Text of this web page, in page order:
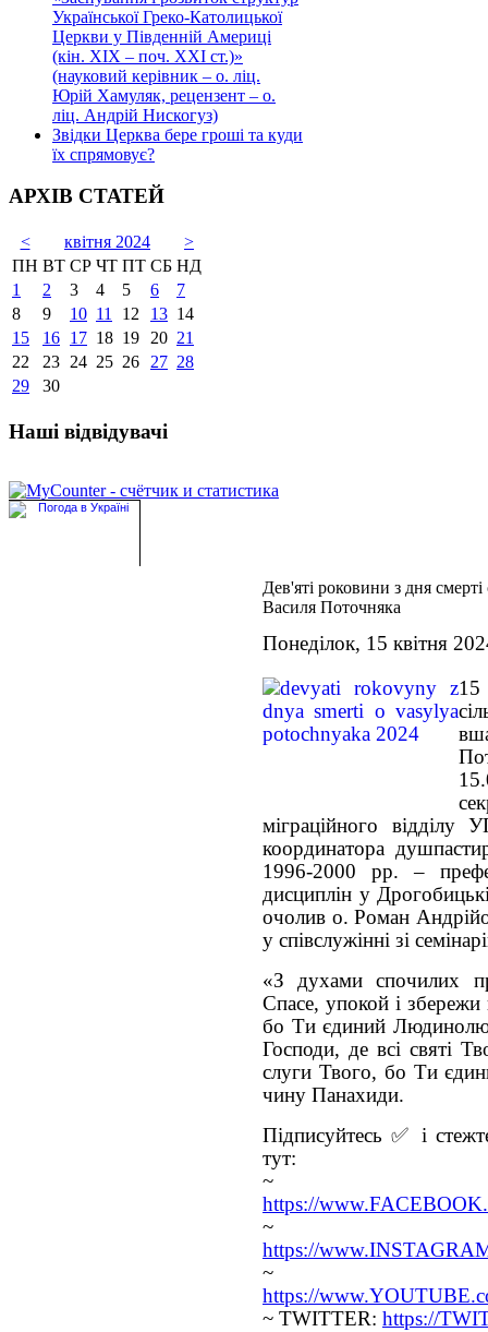
Української Греко-Католицької
Церкви у Південній Америці
(кін. ХІХ – поч. ХХІ ст.)»
(науковий керівник – о. ліц.
Юрій Хамуляк, рецензент – о.
ліц. Андрій Нискогуз)
Звідки Церква бере гроші та куди
їх спрямовує?
АРХІВ СТАТЕЙ
< квітня 2024
>
ПН ВТ СР ЧТ ПТ СБ НД
1
2 3 4 5 6
7
8
9 10 11 12 13 14
15
16 17 18 19 20 21
22
23 24 25 26 27 28
29
30
Наші відвідувачі
Дев'яті роковини з дня смерті
Василя Поточняка
Понеділок, 15 квітня
15
міграційного відділу
координатора
1996-2000 рр. –
дисциплін у
очолив о. Роман
у співслужінні зі
«З духами спочилих
Спасе, упокой і
бо Ти єдиний
Господи, де всі святі
слуги Твого, бо Ти
чину Панахиди.
Підписуйтесь ✅ і
тут:
~
https://
~
https://
~
https://
~ TWITTER: https://